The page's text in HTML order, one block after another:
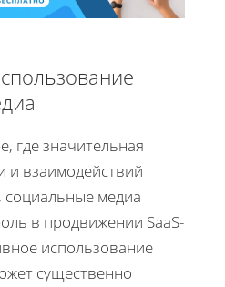
где значительная
и взаимодействий
социальные медиа
в продвижении SaaS-
использование
существенно